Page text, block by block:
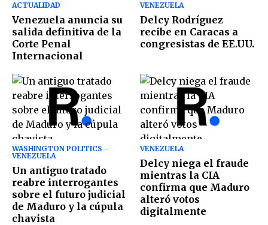
ACTUALIDAD
Venezuela anuncia su
salida definitiva de la
Corte Penal
Internacional
VENEZUELA
Delcy Rodríguez
recibe en Caracas a
congresistas de EE.UU.
WASHINGTON POLITICS -
VENEZUELA
Un antiguo tratado
reabre interrogantes
sobre el futuro judicial
de Maduro y la cúpula
chavista
VENEZUELA
Delcy niega el fraude
mientras la CIA
confirma que Maduro
alteró votos
digitalmente